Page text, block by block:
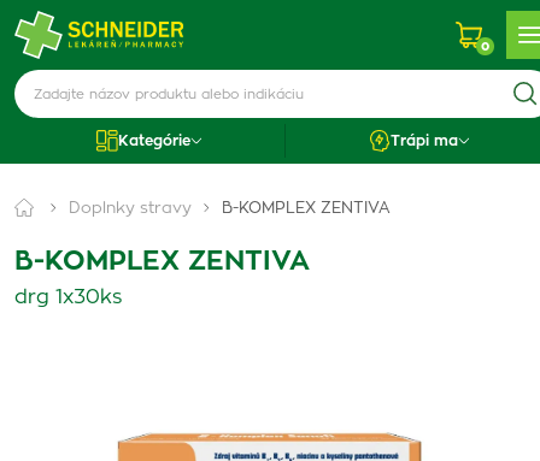
0
Kategórie Trápi ma
Doplnky stravy B-KOMPLEX ZENTIVA
B-KOMPLEX ZENTIVA
drg 1x30ks